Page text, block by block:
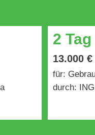
2 Tag
13.000 €
für:
durch: